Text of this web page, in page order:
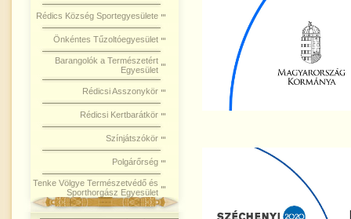
Rédics Község Sportegyesülete
Önkéntes Tűzoltóegyesület
Barangolók a Természetért
Egyesület
Rédicsi Asszonykör
Rédicsi Kertbarátkör
Színjátszókör
Polgárőrség
Tenke Völgye Természetvédő és
Sporthorgász Egyesület